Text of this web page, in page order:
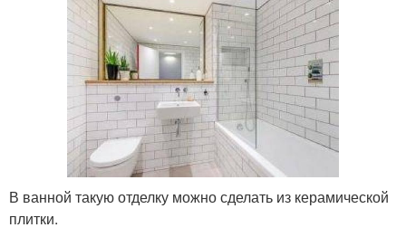
В ванной такую отделку можно сделать из керамической
плитки.